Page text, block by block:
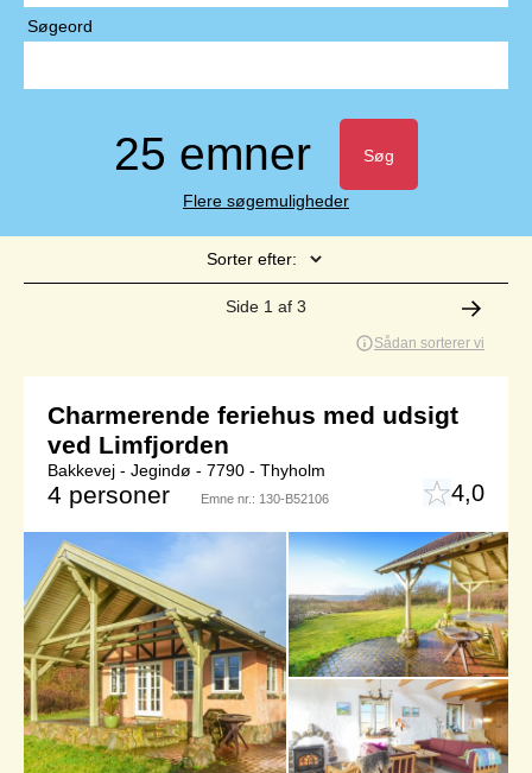
Søgeord
25 emner Søg
Flere søgemuligheder
Sorter efter:
Side 1 af 3
Sådan sorterer vi
Charmerende feriehus med udsigt
ved Limfjorden
Bakkevej - Jegindø - 7790 - Thyholm
4 personer Emne nr.: 130-B52106 4,0